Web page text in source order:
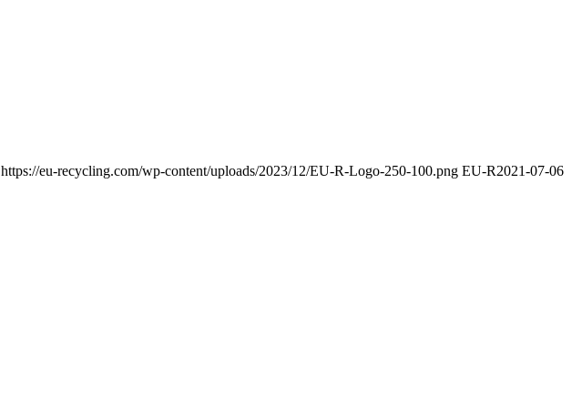
https://eu-recycling.com/wp-content/uploads/2023/12/EU-R-Logo-250-100.png EU-R2021-07-06